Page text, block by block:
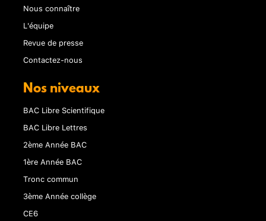
Nous connaître
L'équipe
Revue de presse
Contactez-nous
Nos niveaux
BAC Libre Scientifique
BAC Libre Lettres
2ème Année BAC
1ère Année BAC
Tronc commun
3ème Année collège
CE6